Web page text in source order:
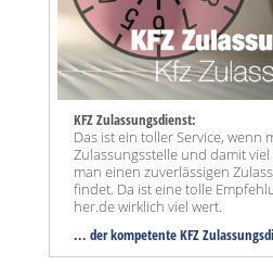
KFZ Zulassungsdienst:
Das ist ein toller Service, wenn
Zulassungsstelle und damit
man einen zuverlässigen
findet. Da ist eine tolle
her.de wirklich viel wert.
... der kompetente KFZ